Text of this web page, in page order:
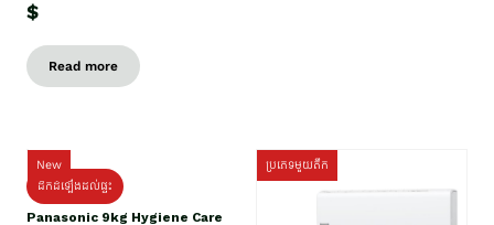
$
Read more
New
ដឹកដំឡើងដល់ផ្ទះ
Panasonic 9kg Hygiene Care
ប្រភេទមួយតឹក